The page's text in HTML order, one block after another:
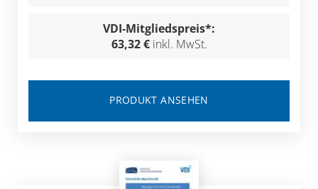
VDI-Mitgliedspreis*:
63,32 € inkl. MwSt.
PRODUKT ANSEHEN